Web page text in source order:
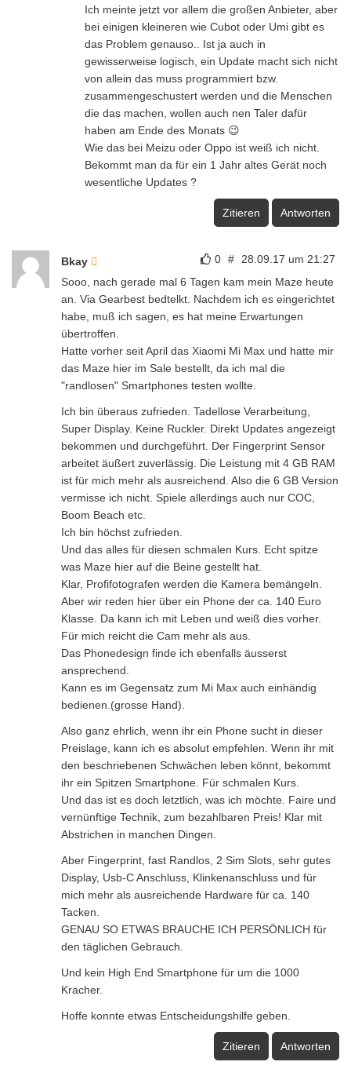
Ich meinte jetzt vor allem die großen Anbieter, aber
bei einigen kleineren wie Cubot oder Umi gibt es
das Problem genauso.. Ist ja auch in
gewisserweise logisch, ein Update macht sich nicht
von allein das muss programmiert bzw.
zusammengeschustert werden und die Menschen
die das machen, wollen auch nen Taler dafür
haben am Ende des Monats 😉
Wie das bei Meizu oder Oppo ist weiß ich nicht.
Bekommt man da für ein 1 Jahr altes Gerät noch
wesentliche Updates ?
Zitieren Antworten
0 # 28.09.17 um 21:27
Bkay
Sooo, nach gerade mal 6 Tagen kam mein Maze heute
an. Via Gearbest bedtelkt. Nachdem ich es eingerichtet
habe, muß ich sagen, es hat meine Erwartungen
übertroffen.
Hatte vorher seit April das Xiaomi Mi Max und hatte mir
das Maze hier im Sale bestellt, da ich mal die
"randlosen" Smartphones testen wollte.
Ich bin überaus zufrieden. Tadellose Verarbeitung,
Super Display. Keine Ruckler. Direkt Updates angezeigt
bekommen und durchgeführt. Der Fingerprint Sensor
arbeitet äußert zuverlässig. Die Leistung mit 4 GB RAM
ist für mich mehr als ausreichend. Also die 6 GB Version
vermisse ich nicht. Spiele allerdings auch nur COC,
Boom Beach etc.
Ich bin höchst zufrieden.
Und das alles für diesen schmalen Kurs. Echt spitze
was Maze hier auf die Beine gestellt hat.
Klar, Profifotografen werden die Kamera bemängeln.
Aber wir reden hier über ein Phone der ca. 140 Euro
Klasse. Da kann ich mit Leben und weiß dies vorher.
Für mich reicht die Cam mehr als aus.
Das Phonedesign finde ich ebenfalls äusserst
ansprechend.
Kann es im Gegensatz zum Mi Max auch einhändig
bedienen.(grosse Hand).
Also ganz ehrlich, wenn ihr ein Phone sucht in dieser
Preislage, kann ich es absolut empfehlen. Wenn ihr mit
den beschriebenen Schwächen leben könnt, bekommt
ihr ein Spitzen Smartphone. Für schmalen Kurs.
Und das ist es doch letztlich, was ich möchte. Faire und
vernünftige Technik, zum bezahlbaren Preis! Klar mit
Abstrichen in manchen Dingen.
Aber Fingerprint, fast Randlos, 2 Sim Slots, sehr gutes
Display, Usb-C Anschluss, Klinkenanschluss und für
mich mehr als ausreichende Hardware für ca. 140
Tacken.
GENAU SO ETWAS BRAUCHE ICH PERSÖNLICH für
den täglichen Gebrauch.
Und kein High End Smartphone für um die 1000
Kracher.
Hoffe konnte etwas Entscheidungshilfe geben.
Zitieren Antworten